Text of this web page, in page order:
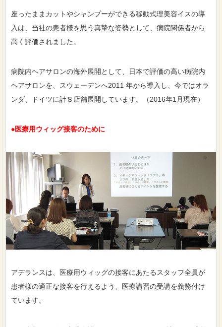
座ったままカットやシャンプーができる移動式理美容イスの導
入は、当社の患者様を思う真摯な姿勢として、病院関係者から
高く評価されました。
病院内ヘアサロンの海外展開として、日本で評価の高い病院内
ヘアサロンを、スウェーデンへ2011 年から導入し、今ではオラ
ンダ、ドイツに計８店舗展開しています。（2016年1月現在）
●医療用ウィッグ接客のために
アデランスは、医療用ウィッグの接客にあたるスタッフ全員が
患者様の適正な接客を行えるよう、医療講習の受講を義務付け
ています。